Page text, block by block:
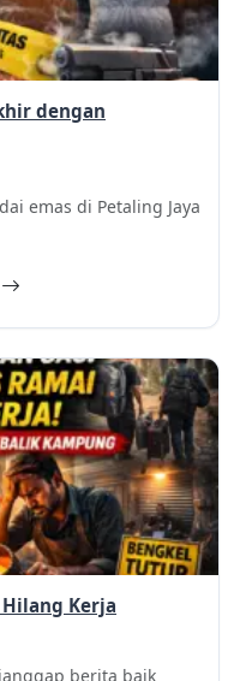
dengan
emas di Petaling Jaya
Hilang Kerja
berita baik